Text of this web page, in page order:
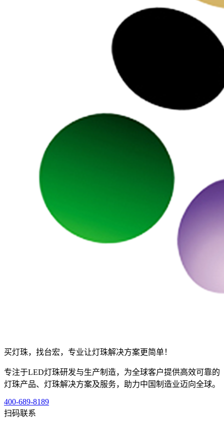
买灯珠，找台宏，专业让灯珠解决方案更简单！
专注于LED灯珠研发与生产制造，为全球客户提供高效可靠的
灯珠产品、灯珠解决方案及服务，助力中国制造业迈向全球。
400-689-8189
扫码联系